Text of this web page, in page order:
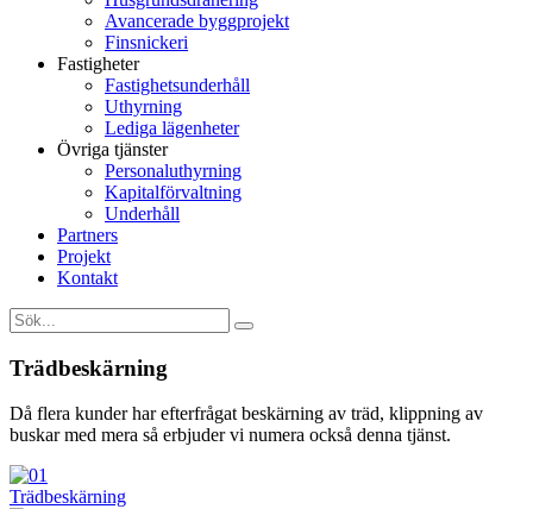
Avancerade byggprojekt
Finsnickeri
Fastigheter
Fastighetsunderhåll
Uthyrning
Lediga lägenheter
Övriga tjänster
Personaluthyrning
Kapitalförvaltning
Underhåll
Partners
Projekt
Kontakt
Trädbeskärning
Då flera kunder har efterfrågat beskärning av träd, klippning av
buskar med mera så erbjuder vi numera också denna tjänst.
Trädbeskärning